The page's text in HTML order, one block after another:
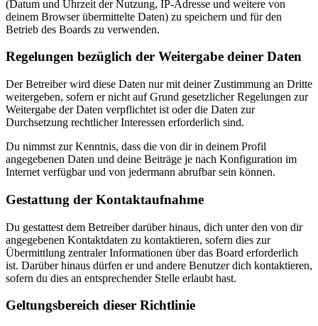
(Datum und Uhrzeit der Nutzung, IP-Adresse und weitere von
deinem Browser übermittelte Daten) zu speichern und für den
Betrieb des Boards zu verwenden.
Regelungen bezüglich der Weitergabe deiner Daten
Der Betreiber wird diese Daten nur mit deiner Zustimmung an Dritte
weitergeben, sofern er nicht auf Grund gesetzlicher Regelungen zur
Weitergabe der Daten verpflichtet ist oder die Daten zur
Durchsetzung rechtlicher Interessen erforderlich sind.
Du nimmst zur Kenntnis, dass die von dir in deinem Profil
angegebenen Daten und deine Beiträge je nach Konfiguration im
Internet verfügbar und von jedermann abrufbar sein können.
Gestattung der Kontaktaufnahme
Du gestattest dem Betreiber darüber hinaus, dich unter den von dir
angegebenen Kontaktdaten zu kontaktieren, sofern dies zur
Übermittlung zentraler Informationen über das Board erforderlich
ist. Darüber hinaus dürfen er und andere Benutzer dich kontaktieren,
sofern du dies an entsprechender Stelle erlaubt hast.
Geltungsbereich dieser Richtlinie